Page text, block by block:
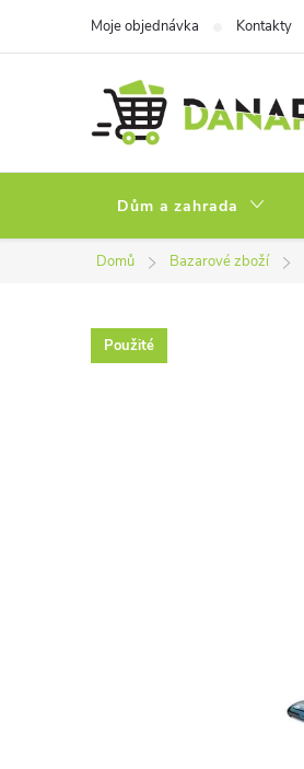
Moje objednávka Kontakty
Dům a zahrada
Domů Bazarové zboží
Použité